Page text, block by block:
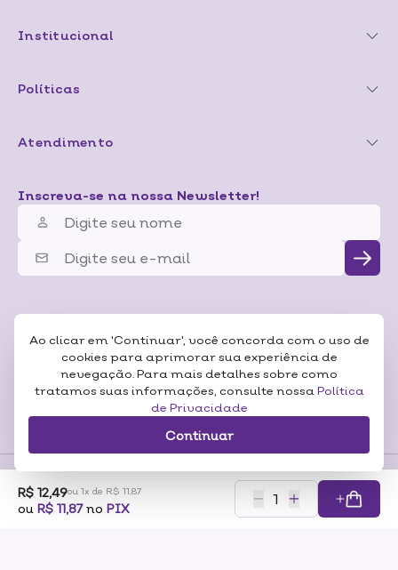
Ao clicar em 'Continuar', você concorda com o uso de
cookies para aprimorar sua experiência de
nevegação. Para mais detalhes sobre como
tratamos suas informações, consulte nossa Política
de Privacidade
Continuar
R$ 12,49ou 1x de R$ 11,87
ou R$ 11,87no PIX
Institucional
Políticas
Atendimento
Inscreva-se na nossa Newsletter!
Certificados